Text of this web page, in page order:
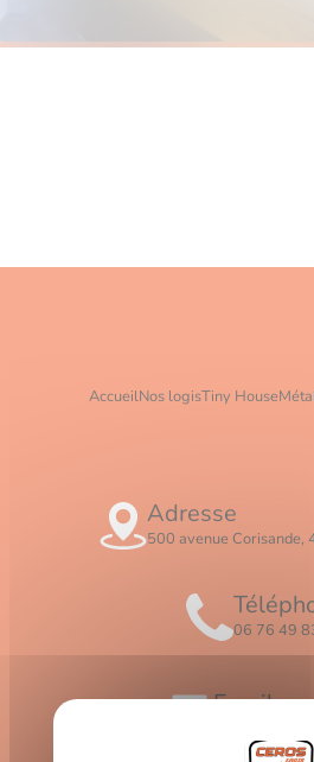
AccueilNos logisTiny House
Adresse
500 avenue
06 76 49
Email